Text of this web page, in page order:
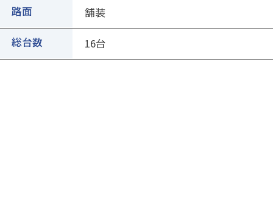
路面 舗装
総台数 16台
②ページ中ほどの各種ボタンを押します